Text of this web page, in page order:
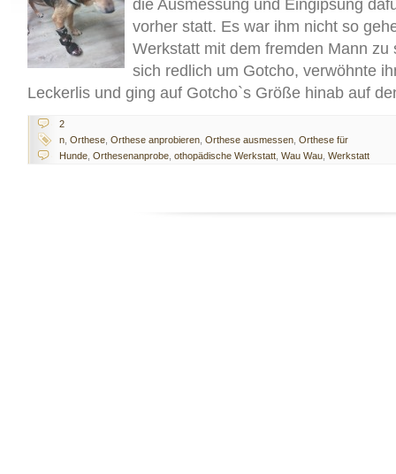
die Ausmessung und Eingipsung
vorher statt. Es war ihm nicht so
Werkstatt mit dem fremden Mann zu
sich redlich um Gotcho, verwöhnte
Leckerlis und ging auf Gotcho`s Größe hinab auf
2
n Orthese Orthese anprobieren Orthese ausmessen Orthese für
Hunde Orthesenanprobe othopädische Werkstatt Wau Wau Werkstatt